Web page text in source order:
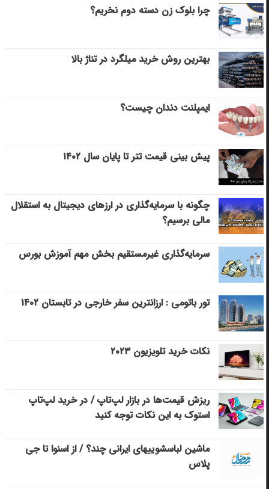
چرا بلوک زن دسته دوم نخریم؟
بهترین روش خرید میلگرد در تناژ بالا
ایمپلنت دندان چیست؟
پیش بینی قیمت تتر تا پایان سال ۱۴۰۲
چگونه با سرمایه‌گذاری در ارزهای دیجیتال به استقلال
مالی برسیم؟
سرمایه‌گذاری غیرمستقیم بخش مهم آموزش بورس
تور باتومی : ارزانترین سفر خارجی در تابستان ۱۴۰۲
نکات خرید تلویزیون ۲۰۲۳
ریزش قیمت‌ها در بازار لپ‌تاپ / در خرید لپ‌تاپ
استوک به این نکات توجه کنید
ماشین لباسشویی‎های ایرانی چند؟ / از اسنوا تا جی
پلاس